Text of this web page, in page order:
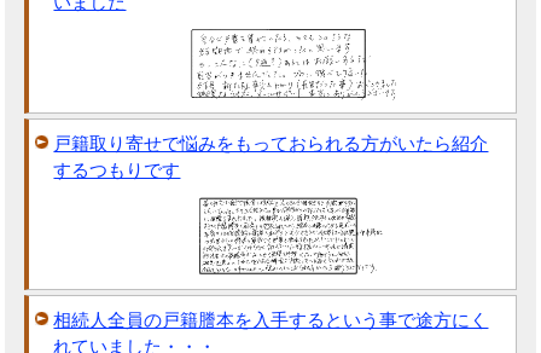
戸籍取り寄せで悩みをもっておられる方がいたら紹介
するつもりです
相続人全員の戸籍謄本を入手するという事で途方にく
れていました・・・